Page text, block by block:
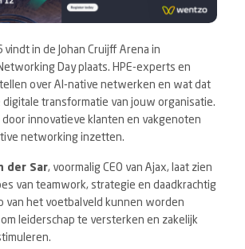
vindt in de Johan Cruijff Arena in
Day plaats. HPE-experts en
over AI-native netwerken en wat dat
transformatie van jouw organisatie.
door innovatieve klanten en vakgenoten
networking inzetten.
der Sar, voormalig CEO van Ajax, laat zien
van teamwork, strategie en daadkrachtig
van het voetbalveld kunnen worden
leiderschap te versterken en zakelijk